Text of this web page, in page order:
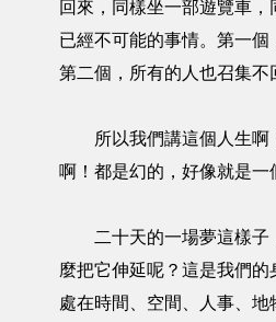
回來，同樣坐一部遊覽車，
已經不可能的事情。第一個
第二個，所有的人也召集不
所以我們講這個人生啊
啊！都是幻的，好像就是一
二十天的一場夢這樣子
麼把它伸延呢？這是我們的
處在時間、空間、人事、